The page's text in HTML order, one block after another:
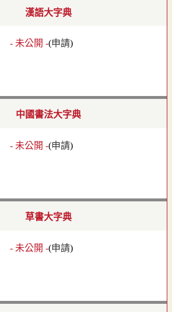
漢語大字典
- 未公開 -(申請)
中國書法大字典
- 未公開 -(申請)
草書大字典
- 未公開 -(申請)